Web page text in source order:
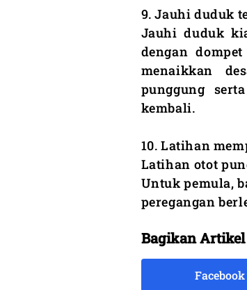
9. Jauhi duduk
Jauhi duduk
dengan
menaikkan
punggung
kembali.
10. Latihan
Latihan otot
Untuk pemula,
peregangan
Bagikan
Facebook